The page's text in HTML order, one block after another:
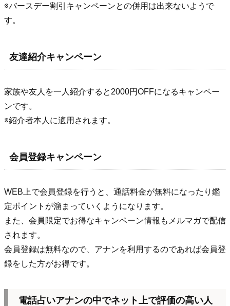
※バースデー割引キャンペーンとの併用は出来ないようで
す。
友達紹介キャンペーン
家族や友人を一人紹介すると2000円OFFになるキャンペー
ンです。
※紹介者本人に適用されます。
会員登録キャンペーン
WEB上で会員登録を行うと、通話料金が無料になったり鑑
定ポイントが溜まっていくようになります。
また、会員限定でお得なキャンペーン情報もメルマガで配信
されます。
会員登録は無料なので、アナンを利用するのであれば会員登
録をした方がお得です。
電話占いアナンの中でネット上で評価の高い人